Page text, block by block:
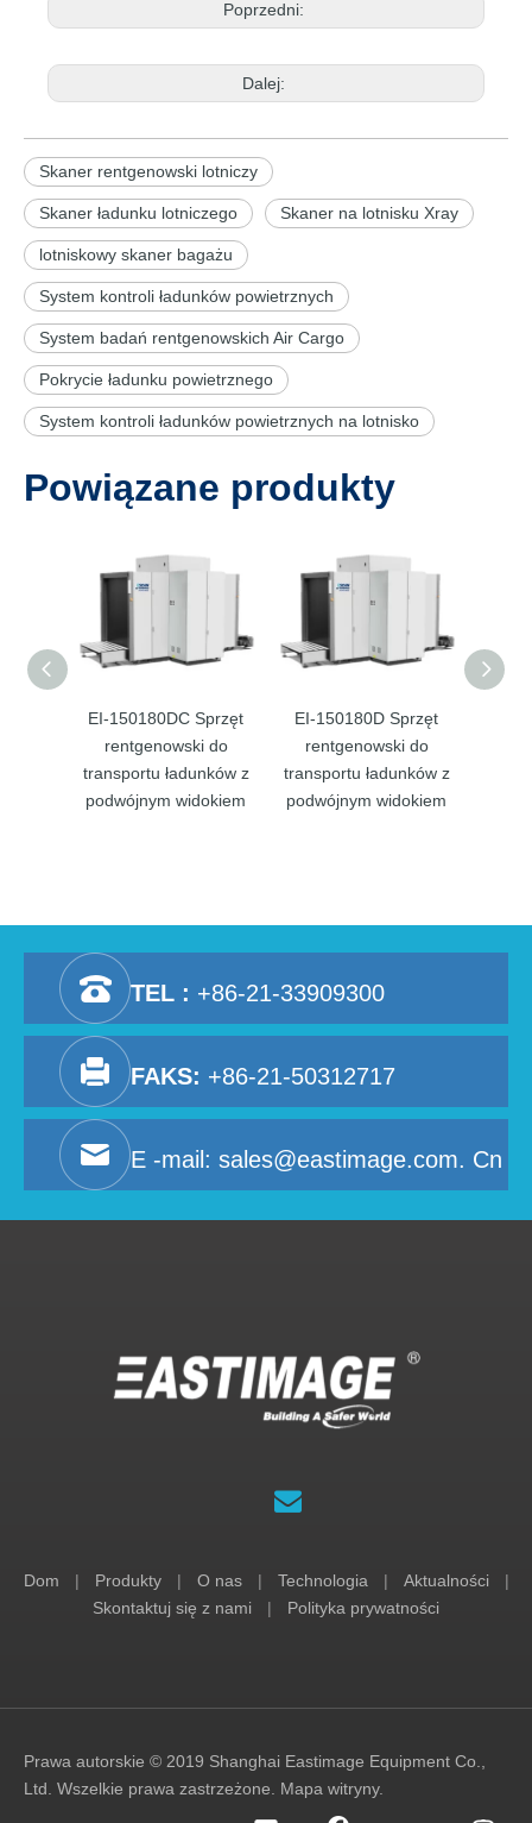
Poprzedni:
Dalej:
Skaner rentgenowski lotniczy
Skaner ładunku lotniczego Skaner na lotnisku Xray
lotniskowy skaner bagażu
System kontroli ładunków powietrznych
System badań rentgenowskich Air Cargo
Pokrycie ładunku powietrznego
System kontroli ładunków powietrznych na lotnisko
Powiązane produkty
EI-150180DC Sprzęt
rentgenowski do
transportu ładunków z
podwójnym widokiem
EI-150180D Sprzęt
rentgenowski do
transportu ładunków z
podwójnym widokiem
TEL : +86-21-33909300
FAKS: +86-21-50312717
E -mail: sales@eastimage.com. Cn
Dom | Produkty | O nas | Technologia | Aktualności
|
Skontaktuj się z nami
| Polityka prywatności
Prawa autorskie © 2019 Shanghai Eastimage Equipment Co.,
Ltd. Wszelkie prawa zastrzeżone. Mapa witryny.